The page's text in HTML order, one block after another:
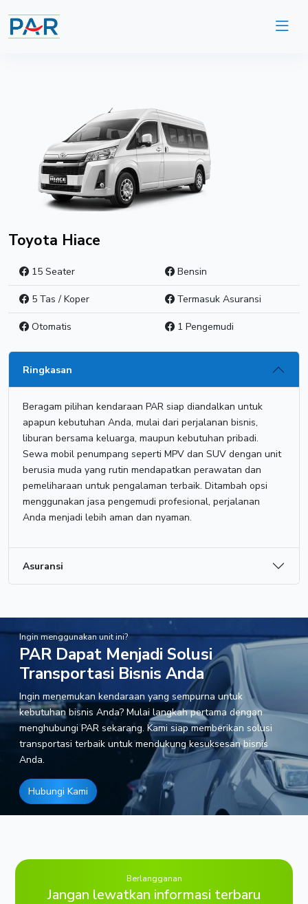
Toyota Hiace
15 Seater
5 Tas / Koper
Otomatis
Bensin
Termasuk Asuransi
1 Pengemudi
Ringkasan
Beragam pilihan kendaraan PAR siap diandalkan untuk
apapun kebutuhan Anda, mulai dari perjalanan bisnis,
liburan bersama keluarga, maupun kebutuhan pribadi.
Sewa mobil penumpang seperti MPV dan SUV dengan unit
berusia muda yang rutin mendapatkan perawatan dan
pemeliharaan untuk pengalaman terbaik. Ditambah opsi
menggunakan jasa pengemudi profesional, perjalanan
Anda menjadi lebih aman dan nyaman.
Asuransi
Ingin menggunakan unit ini?
PAR Dapat Menjadi Solusi
Transportasi Bisnis Anda
Ingin menemukan kendaraan yang sempurna untuk
kebutuhan bisnis Anda? Mulai langkah pertama dengan
menghubungi PAR sekarang. Kami siap memberikan solusi
transportasi terbaik untuk mendukung kesuksesan bisnis
Anda.
Hubungi Kami
Berlangganan
Jangan lewatkan informasi terbaru